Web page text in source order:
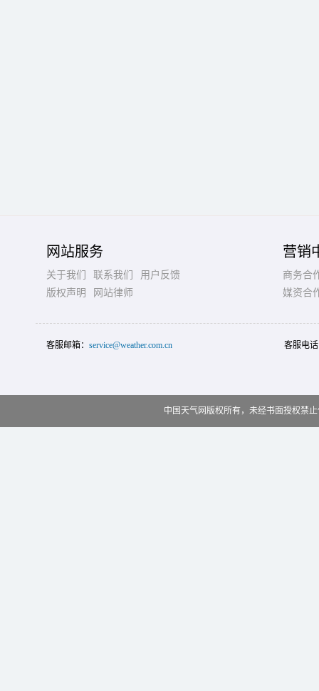
网站服务
关于我们 联系我们
用户反馈
版权声明
网站律师
营销
商务合
媒资合
客服邮箱： service@weather.com.cn 客服电
中国天气网版权所有，未经书面授权